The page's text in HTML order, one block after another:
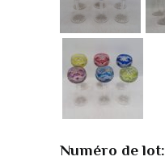
Numéro de lot: